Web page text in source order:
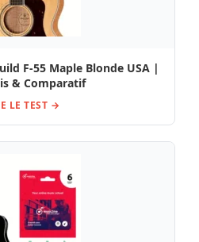
F-55 Maple Blonde USA |
& Comparatif
LE TEST →